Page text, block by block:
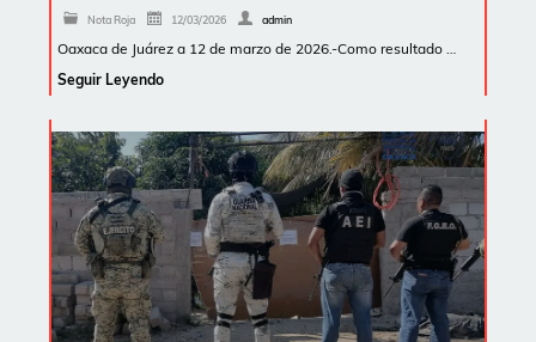
Nota Roja 12/03/2026 admin
Oaxaca de Juárez a 12 de marzo de 2026.-Como resultado …
Seguir Leyendo